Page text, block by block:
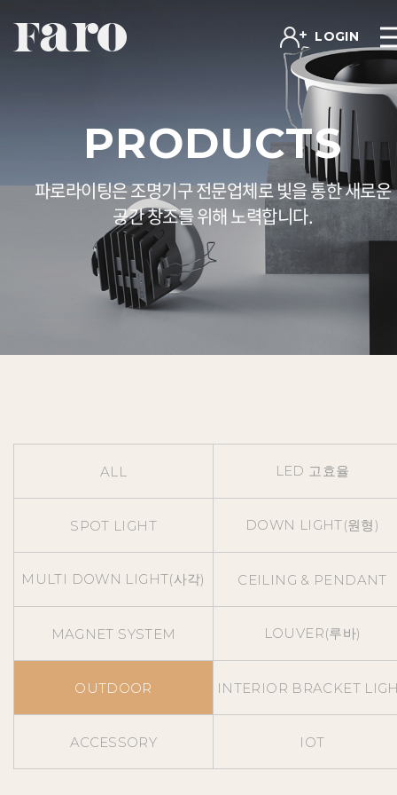
LOGIN
PRODUCTS
파로라이팅은 조명기구 전문업체로 빛을 통한 새로운
공간 창조를 위해 노력합니다.
ALL LED 고효율
SPOT LIGHT DOWN LIGHT(원형)
MULTI DOWN LIGHT(사각) CEILING & PENDANT
MAGNET SYSTEM LOUVER(루바)
OUTDOOR INTERIOR BRACKET
ACCESSORY IOT